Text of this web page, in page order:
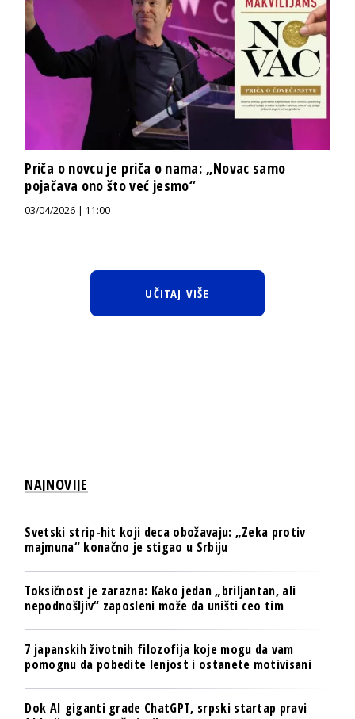
Priča o novcu je priča o nama: „Novac samo
pojačava ono što već jesmo“
03/04/2026 | 11:00
UČITAJ VIŠE
NAJNOVIJE
Svetski strip-hit koji deca obožavaju: „Zeka protiv
majmuna“ konačno je stigao u Srbiju
Toksičnost je zarazna: Kako jedan „briljantan, ali
nepodnošljiv“ zaposleni može da uništi ceo tim
7 japanskih životnih filozofija koje mogu da vam
pomognu da pobedite lenjost i ostanete motivisani
Dok AI giganti grade ChatGPT, srpski startap pravi